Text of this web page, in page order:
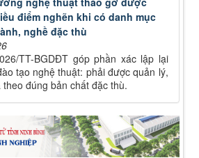
điểm nghẽn khi có danh mục
nghề đặc thù
TT-BGDĐT góp phần xác lập lại
tạo nghệ thuật: phải được quản lý,
đúng bản chất đặc thù.